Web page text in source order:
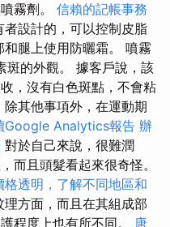
霧劑。 信賴的記帳事務
設計的，可以控制皮脂
腿上使用防曬霜。 噴霧
斑的外觀。 據客戶說，該
，沒有白色斑點，不會粘
其他事項外，在運動期
Google Analytics報告 辦
對於自己來說，很難潤
而且頭髮看起來很奇怪。
格透明，了解不同地區和
方面，而且在其組成部
程度上也有所不同。 唐